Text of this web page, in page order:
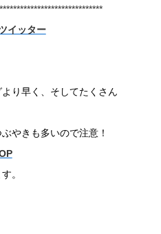
イッター
り早く、そしてたくさん
やきも多いので注意！
。